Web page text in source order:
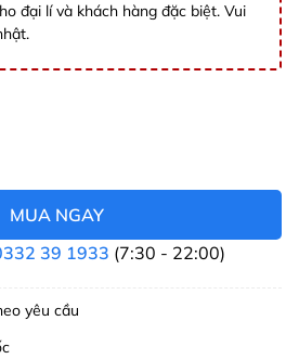
đại lí và khách hàng đặc biệt. Vui
MUA NGAY
39 1933 (7:30 - 22:00)
yêu cầu